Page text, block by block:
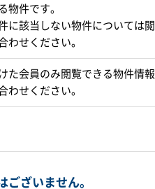
物件です。
に該当しない物件については閲
わせください。
た会員のみ閲覧できる物件情報
わせください。
ございません。